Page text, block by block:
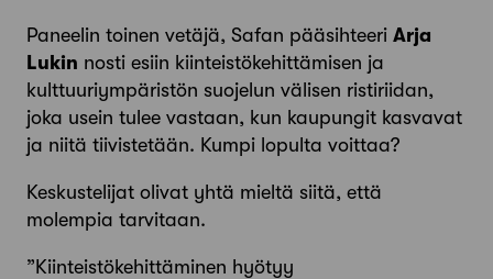
Paneelin toinen vetäjä, Safan pääsihteeri Arja
Lukin nosti esiin kiinteistö­kehittämisen ja
kulttuuriympäristön suojelun välisen ristiriidan,
joka usein tulee vastaan, kun kaupungit kasvavat
ja niitä tiivistetään. Kumpi lopulta voittaa?
Keskustelijat olivat yhtä mieltä siitä, että
molempia tarvitaan.
”Kiinteistökehittäminen hyötyy